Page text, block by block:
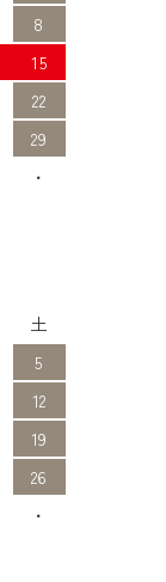
8
15
22
29
・
土
5
12
19
26
・